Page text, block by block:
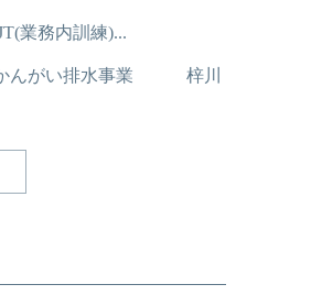
業務内訓練)...
んがい排水事業 梓川